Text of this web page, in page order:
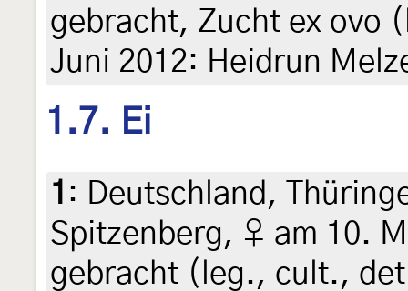
gebracht, Zucht ex ovo
Juni 2012: Heidrun
1.7. Ei
1 : Deutschland,
Spitzenberg, ♀ am 10.
gebracht (leg., cult.,